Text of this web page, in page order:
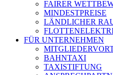
FAIRER
MINDESTPREISE
LÄNDLICHER
FÜR UNTERNEHMEN
BAHNTAXI
TAXISTIFTUNG